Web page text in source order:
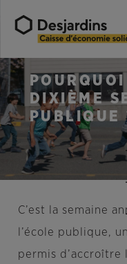
DIXIÈME
PUBLIQUE
C’est la semaine
l’école publique,
permis d’accroître